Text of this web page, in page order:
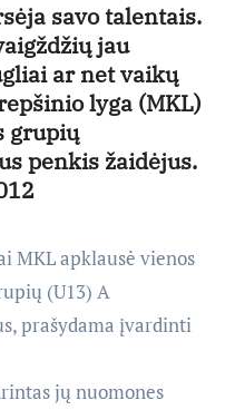
savo talentais.
jau
ar net vaikų
lyga (MKL)
grupių
penkis žaidėjus.
MKL apklausė vienos
(U13) A
prašydama įvardinti
jų nuomones